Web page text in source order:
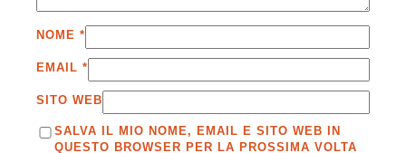
NOME *
EMAIL *
SITO WEB
SALVA IL MIO NOME, EMAIL E SITO WEB IN
QUESTO BROWSER PER LA PROSSIMA VOLTA